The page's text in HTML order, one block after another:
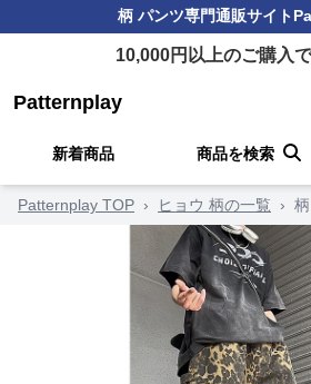
柄 パンツ専門通販サイト
10,000円以上のご購入
Patternplay
新着商品 商品を検索
Patternplay TOP › ヒョウ 柄の一覧 ›